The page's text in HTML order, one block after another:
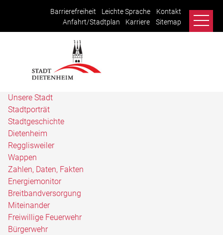
Barrierefreiheit Leichte Sprache
Kontakt
Anfahrt/Stadtplan
Karriere Sitemap
Unsere Stadt
Stadtporträt
Stadtgeschichte
Dietenheim
Regglisweiler
Wappen
Zahlen, Daten, Fakten
Energiemonitor
Breitbandversorgung
Miteinander
Freiwillige Feuerwehr
Bürgerwehr